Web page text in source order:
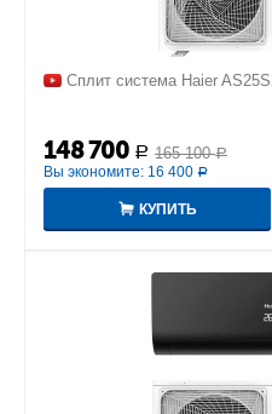
Сплит система Haier
148 700 Р 165 100 Р
Вы экономите: 16 400 Р
КУПИТЬ